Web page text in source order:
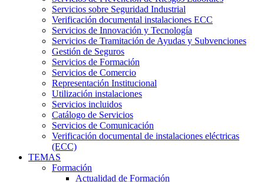
Servicios sobre Seguridad Industrial
Verificación documental instalaciones ECC
Servicios de Innovación y Tecnología
Servicios de Tramitación de Ayudas y Subvenciones
Gestión de Seguros
Servicios de Formación
Servicios de Comercio
Representación Institucional
Utilización instalaciones
Servicios incluidos
Catálogo de Servicios
Servicios de Comunicación
Verificación documental de instalaciones eléctricas
(ECC)
TEMAS
Formación
Actualidad de Formación